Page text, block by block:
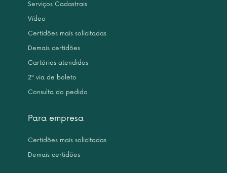
Serviços Cadastrais
Vídeo
Certidões mais solicitadas
Demais certidões
Cartórios atendidos
2ª via de boleto
Consulta do pedido
Para empresa
Certidões mais solicitadas
Demais certidões